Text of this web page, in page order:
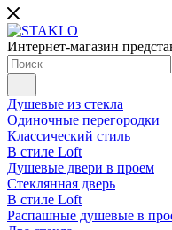
Интернет-магазин
Душевые из стекла
Одиночные перегородки
Классический стиль
В стиле Loft
Душевые двери в проем
Стеклянная дверь
В стиле Loft
Распашные душевые в